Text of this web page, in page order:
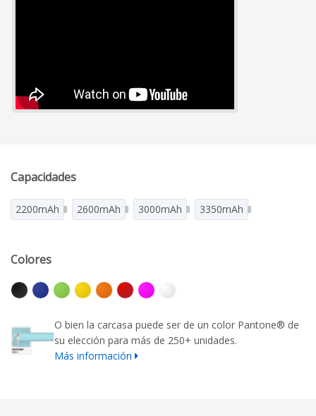
Capacidades
2200mAh 2600mAh 3000mAh 3350mAh
Colores
O bien la carcasa puede ser de un color Pantone® de
su elección para más de 250+ unidades.
Más información